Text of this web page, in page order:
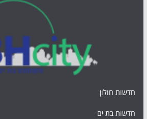
חדשות חולון
חדשות בת ים